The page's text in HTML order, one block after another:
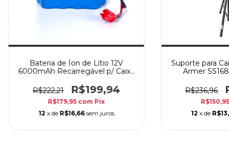
Bateria de Íon de Lítio 12V
6000mAh Recarregável p/ Caixa
R$222,21
R$199,94
R$179,95 com Pix
12 x de R$16,66 sem juros
Suporte para
Armer
R$236,96
12 x de